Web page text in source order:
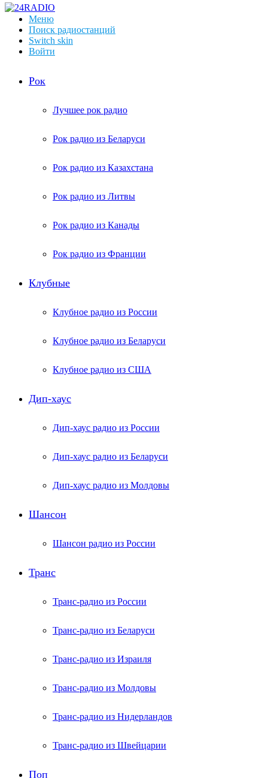
Меню
Поиск радиостанций
Switch skin
Войти
Рок
Лучшее рок радио
Рок радио из Беларуси
Рок радио из Казахстана
Рок радио из Литвы
Рок радио из Канады
Рок радио из Франции
Клубные
Клубное радио из России
Клубное радио из Беларуси
Клубное радио из США
Дип-хаус
Дип-хаус радио из России
Дип-хаус радио из Беларуси
Дип-хаус радио из Молдовы
Шансон
Шансон радио из России
Транс
Транс-радио из России
Транс-радио из Беларуси
Транс-радио из Израиля
Транс-радио из Молдовы
Транс-радио из Нидерландов
Транс-радио из Швейцарии
Поп